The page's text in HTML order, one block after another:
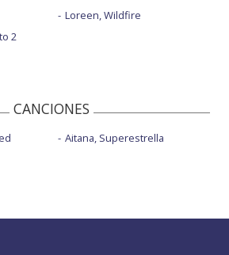
2
Loreen, Wildfire
CANCIONES
Aitana, Superestrella